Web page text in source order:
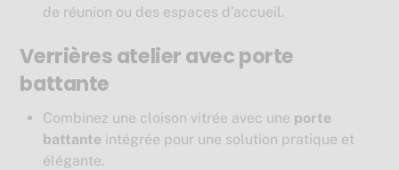
de réunion ou des espaces d’accueil.
Verrières atelier avec porte
battante
Combinez une cloison vitrée avec une porte
battante intégrée pour une solution pratique et
élégante.